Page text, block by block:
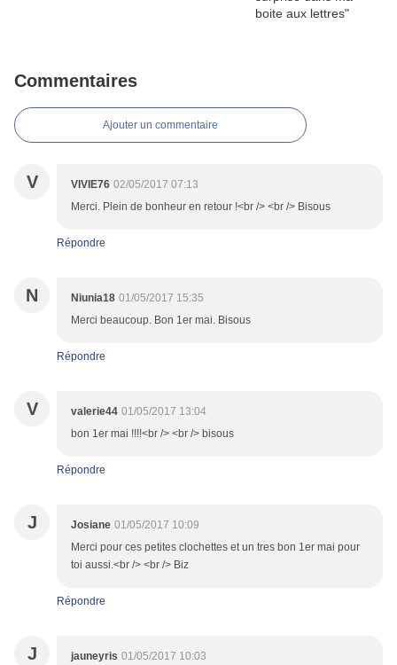
Commentaires
Ajouter un commentaire
V VIVIE76 02/05/2017 07:13
Merci. Plein de bonheur en retour !<br /> <br /> Bisous
Répondre
N Niunia18 01/05/2017 15:35
Merci beaucoup. Bon 1er mai. Bisous
Répondre
V valerie44 01/05/2017 13:04
bon 1er mai !!!!<br /> <br /> bisous
Répondre
J Josiane 01/05/2017 10:09
Merci pour ces petites clochettes et un tres bon 1er mai pour
toi aussi.<br /> <br /> Biz
Répondre
J jauneyris 01/05/2017 10:03